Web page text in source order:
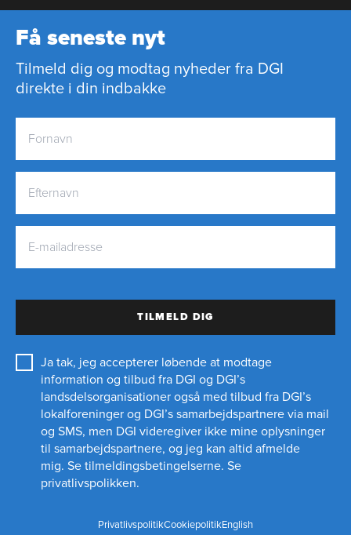
Få seneste nyt
Tilmeld dig og modtag nyheder fra DGI
direkte i din indbakke
TILMELD DIG
Ja tak, jeg accepterer løbende at modtage
information og tilbud fra DGI og DGI’s
landsdelsorganisationer også med tilbud fra DGI’s
lokalforeninger og DGI’s samarbejdspartnere via mail
og SMS, men DGI videregiver ikke mine oplysninger
til samarbejdspartnere, og jeg kan altid afmelde
mig. Se tilmeldingsbetingelserne. Se
privatlivspolikken.
PrivatlivspolitikCookiepolitikEnglish